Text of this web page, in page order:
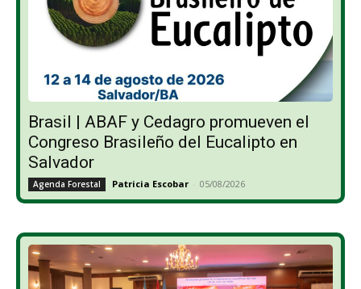
Brasil | ABAF y Cedagro promueven el
Congreso Brasileño del Eucalipto en
Salvador
Agenda Forestal Patricia Escobar - 05/08/2026